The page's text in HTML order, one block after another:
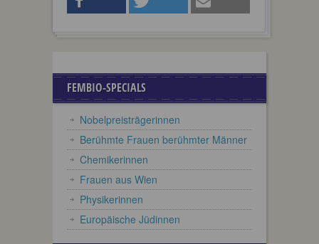
FEMBIO-SPECIALS
Nobelpreisträgerinnen
Berühmte Frauen berühmter Männer
Chemikerinnen
Frauen aus Wien
Physikerinnen
Europäische Jüdinnen